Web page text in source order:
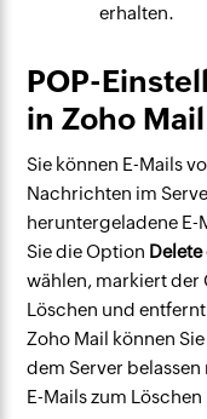
erhalten.
POP-
in Zoho Mail
Sie können E-Mails
Nachrichten im
heruntergeladene E-
Sie die Option
wählen, markiert der
Löschen und
Zoho Mail können
dem Server
E-Mails zum